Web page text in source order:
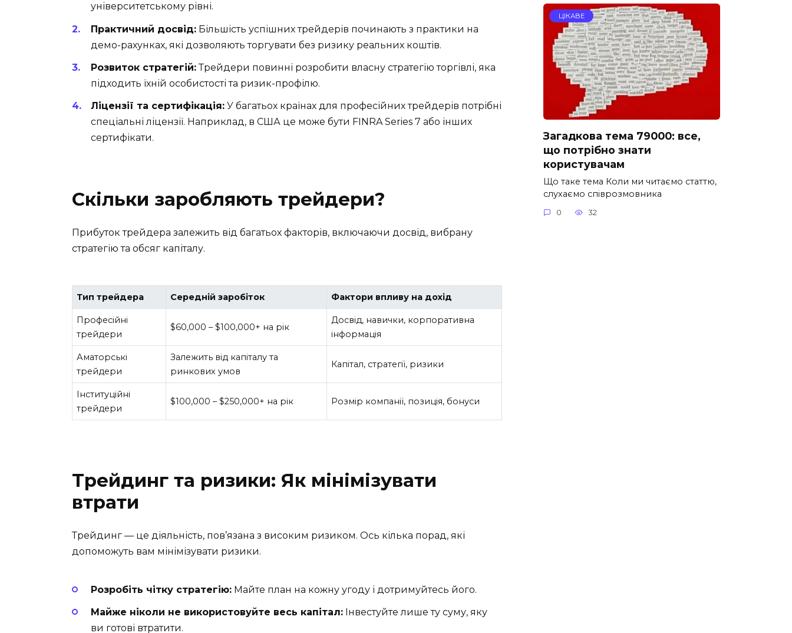
університетському рівні.
Практичний досвід: Більшість успішних трейдерів починають з практики на
демо-рахунках, які дозволяють торгувати без ризику реальних коштів.
Розвиток стратегій:Трейдери повинні розробити власну стратегію торгівлі, яка
підходить їхній особистості та ризик-профілю.
Ліцензії та сертифікація: У багатьох країнах для професійних трейдерів потрібні
спеціальні ліцензії. Наприклад, в США це може бути FINRA Series 7 або інших
сертифікати.
Скільки заробляють трейдери?
Прибуток трейдера залежить від багатьох факторів, включаючи досвід, вибрану
стратегію та обсяг капіталу.
Тип трейдера Середній заробіток Фактори впливу на дохід
Професійні
трейдери
$60,000 – $100,000+ на рік
Досвід, навички, корпоративна
інформація
Аматорські
трейдери
Залежить від капіталу та
ринкових умов
Капітал, стратегії, ризики
Інституційні
трейдери
$100,000 – $250,000+ на рік Розмір компанії, позиція, бонуси
Трейдинг та ризики: Як мінімізувати
втрати
Трейдинг — це діяльність, пов’язана з високим ризиком. Ось кілька порад, які
допоможуть вам мінімізувати ризики.
Розробіть чітку стратегію: Майте план на кожну угоду і дотримуйтесь його.
Майже ніколи не використовуйте весь капітал: Інвестуйте лише ту суму, яку
ви готові втратити.
ЦІКАВЕ
Загадкова тема 79000: все,
що потрібно знати
користувачам
Що таке тема Коли ми читаємо статтю,
слухаємо співрозмовника
0 32